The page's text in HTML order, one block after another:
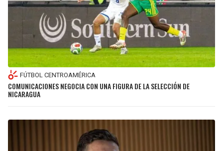
FÚTBOL CENTROAMÉRICA
COMUNICACIONES NEGOCIA CON UNA FIGURA DE LA SELECCIÓN DE
NICARAGUA